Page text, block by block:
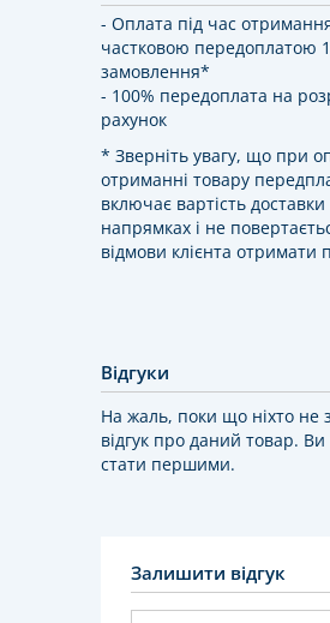
- Оплата під час
частковою передоплатою
замовлення*
- 100% передоплата на
рахунок
* Зверніть увагу, що при
отриманні товару
включає вартість
напрямках і не
відмови клієнта отримати
Відгуки
На жаль, поки що ніхто не
відгук про даний товар.
стати першими.
Залишити відгук